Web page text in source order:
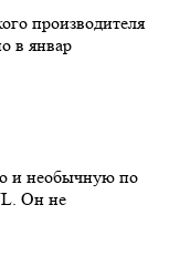
производителя
в январ
и необычную по
Он не